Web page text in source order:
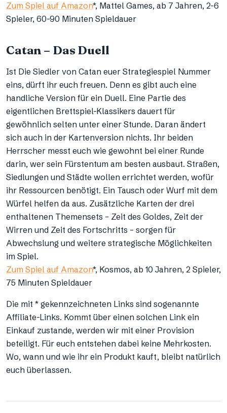
Zum Spiel auf Amazon*, Mattel Games, ab 7 Jahren, 2-6
Spieler, 60-90 Minuten Spieldauer
Catan – Das Duell
Ist Die Siedler von Catan euer Strategiespiel Nummer
eins, dürft ihr euch freuen. Denn es gibt auch eine
handliche Version für ein Duell. Eine Partie des
eigentlichen Brettspiel-Klassikers dauert für
gewöhnlich selten unter einer Stunde. Daran ändert
sich auch in der Kartenversion nichts. Ihr beiden
Herrscher messt euch wie gewohnt bei einer Runde
darin, wer sein Fürstentum am besten ausbaut. Straßen,
Siedlungen und Städte wollen errichtet werden, wofür
ihr Ressourcen benötigt. Ein Tausch oder Wurf mit dem
Würfel helfen da aus. Zusätzliche Karten der drei
enthaltenen Themensets – Zeit des Goldes, Zeit der
Wirren und Zeit des Fortschritts – sorgen für
Abwechslung und weitere strategische Möglichkeiten
im Spiel.
Zum Spiel auf Amazon*, Kosmos, ab 10 Jahren, 2 Spieler,
75 Minuten Spieldauer
Die mit * gekennzeichneten Links sind sogenannte
Affiliate-Links. Kommt über einen solchen Link ein
Einkauf zustande, werden wir mit einer Provision
beteiligt. Für euch entstehen dabei keine Mehrkosten.
Wo, wann und wie ihr ein Produkt kauft, bleibt natürlich
euch überlassen.